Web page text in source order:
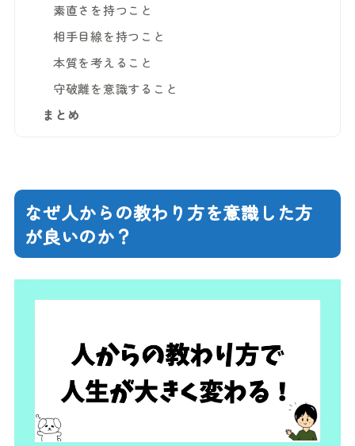
素直さを持つこと
相手目線を持つこと
本質を考えること
守破離を意識すること
まとめ
なぜ人からの教わり方を意識した方
が良いのか？